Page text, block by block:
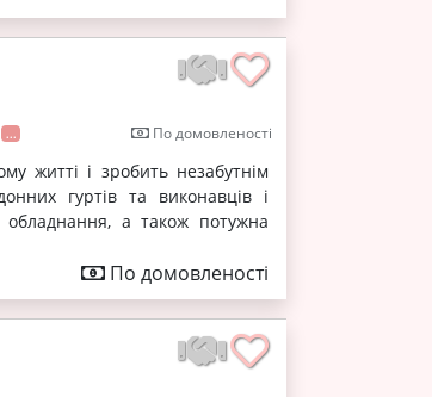
... По домовленості
житті і зробить незабутнім
гуртів та виконавців і
обладнання, а також потужна
По домовленості